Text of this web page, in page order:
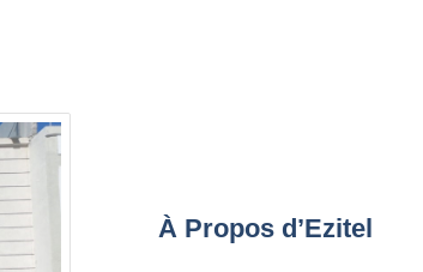
À Propos d’Ezitel